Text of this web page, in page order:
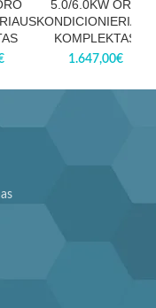
5.0/6.0KW ORO
KONDICIONIERIAUS
KOMPLEKTAS
1.647,00€